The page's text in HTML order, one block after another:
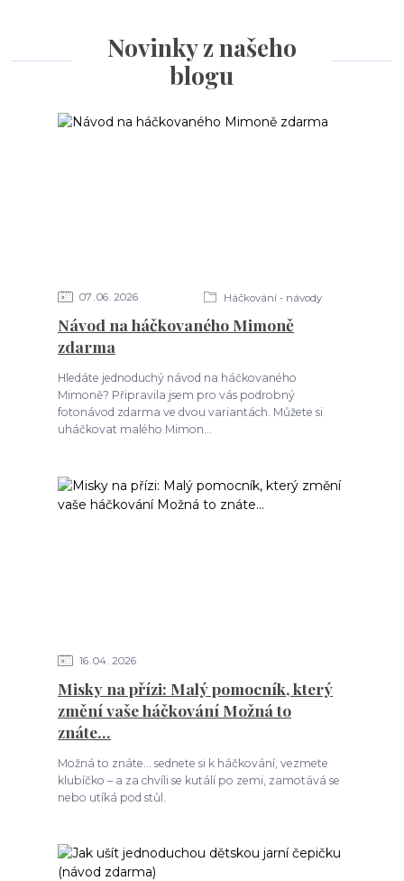
Novinky z našeho
blogu
07 06 2026 Háčkování - návody
Návod na háčkovaného Mimoně
zdarma
Hledáte jednoduchý návod na háčkovaného
Mimoně? Připravila jsem pro vás podrobný
fotonávod zdarma ve dvou variantách. Můžete si
uháčkovat malého Mimon...
16 04 2026
Misky na přízi: Malý pomocník, který
změní vaše háčkování Možná to
znáte…
Možná to znáte… sednete si k háčkování, vezmete
klubíčko – a za chvíli se kutálí po zemi, zamotává se
nebo utíká pod stůl.